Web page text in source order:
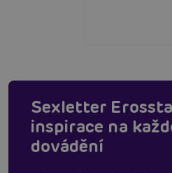
Sexletter
inspirace na
dovádění